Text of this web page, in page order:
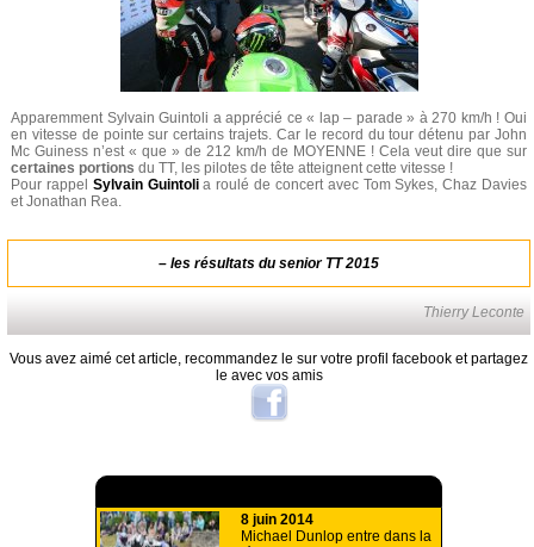
Apparemment Sylvain Guintoli a apprécié ce « lap – parade » à 270 km/h ! Oui
en vitesse de pointe sur certains trajets. Car le record du tour détenu par John
Mc Guiness n’est « que » de 212 km/h de MOYENNE ! Cela veut dire que sur
certaines portions du TT, les pilotes de tête atteignent cette vitesse !
Pour rappel Sylvain Guintolia roulé de concert avec Tom Sykes, Chaz Davies
et Jonathan Rea.
– les résultats du senior TT 2015
Thierry Leconte
Vous avez aimé cet article, recommandez le sur votre profil facebook et partagez
le avec vos amis
8 juin 2014
Michael Dunlop entre dans la